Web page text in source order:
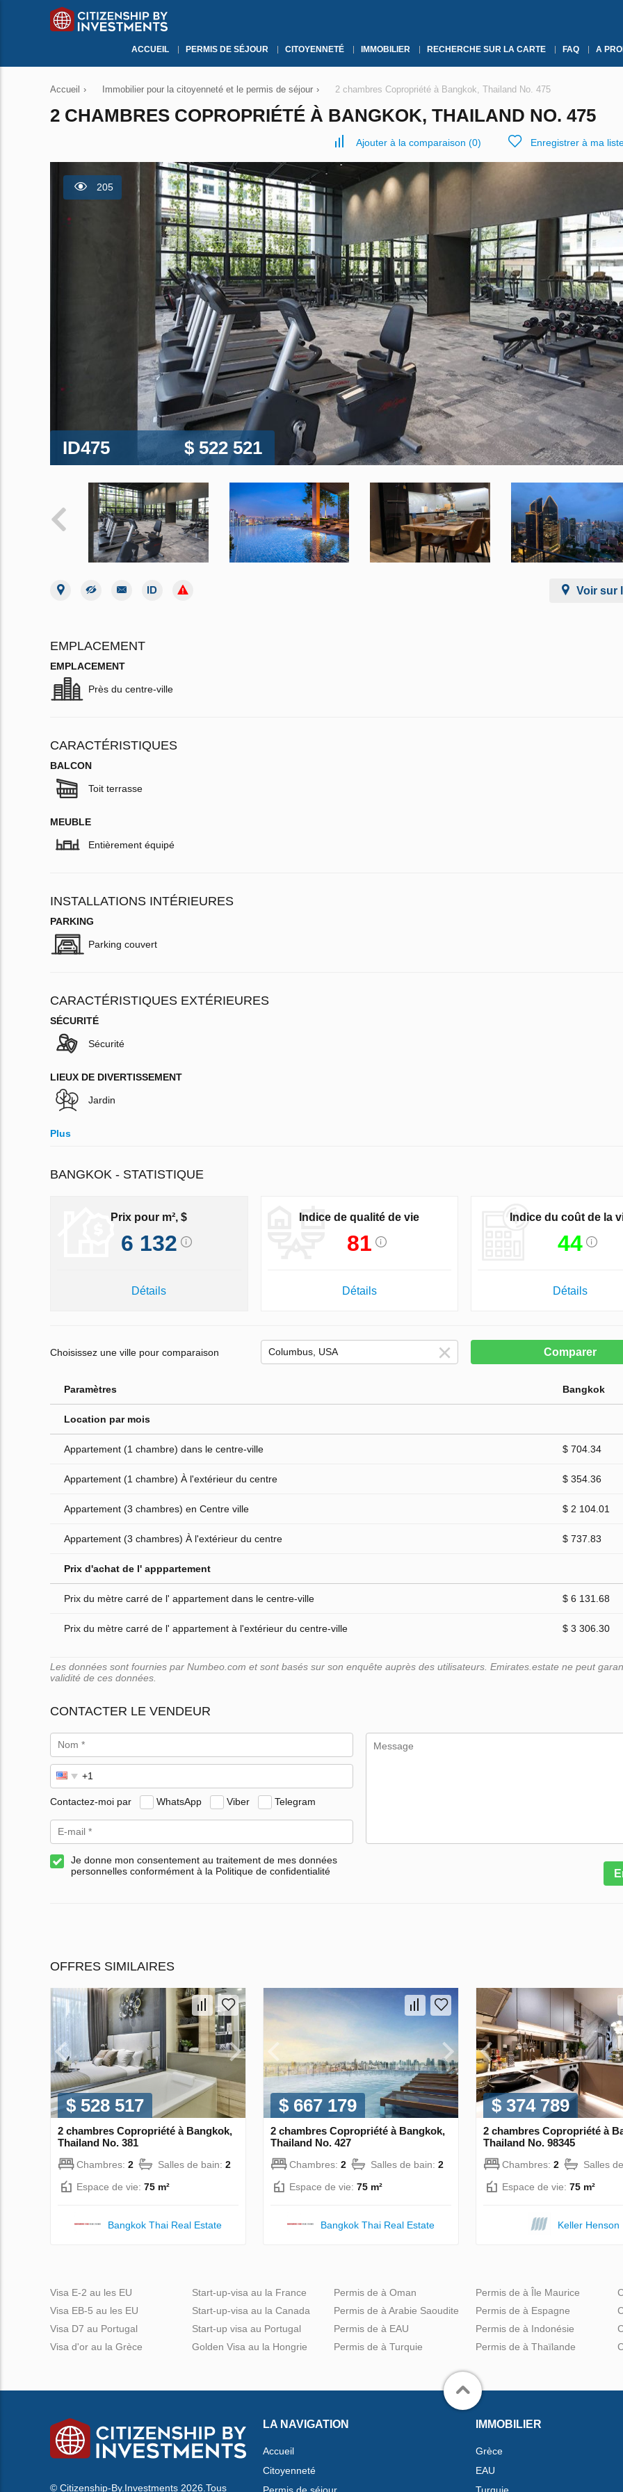
ACCUEIL PERMIS DE SÉJOUR CITOYENNETÉ IMMOBILIER RECHERCHE SUR LA CARTE FAQ A
Accueil › Immobilier pour la citoyenneté et le permis de séjour › 2 chambres Copropriété à Bangkok, Thailand No. 475
2 CHAMBRES COPROPRIÉTÉ À BANGKOK, THAILAND NO. 475
Ajouter à la comparaison (0) Enregistrer à ma
205
ID475 $ 522 521
Voir sur
EMPLACEMENT
EMPLACEMENT
Près du centre-ville
CARACTÉRISTIQUES
BALCON
Toit terrasse
MEUBLE
Entièrement équipé
INSTALLATIONS INTÉRIEURES
PARKING
Parking couvert
CARACTÉRISTIQUES EXTÉRIEURES
SÉCURITÉ
Sécurité
LIEUX DE DIVERTISSEMENT
Jardin
Plus
BANGKOK - STATISTIQUE
Prix pour m², $
6 132
Détails
Indice de qualité de vie
81
Détails
Indice du coût de la
44
Détails
Choisissez une ville pour comparaison Comparer
Paramètres Bangkok
Location par mois
Appartement (1 chambre) dans le centre-ville $ 704.34
Appartement (1 chambre) À l'extérieur du centre $ 354.36
Appartement (3 chambres) en Centre ville $ 2 104.01
Appartement (3 chambres) À l'extérieur du centre $ 737.83
Prix d'achat de l' apppartement
Prix du mètre carré de l' appartement dans le centre-ville $ 6 131.68
Prix du mètre carré de l' appartement à l'extérieur du centre-ville $ 3 306.30
Les données sont fournies par Numbeo.com et sont basés sur son enquête auprès des utilisateurs. Emirates.estate ne peut
validité de ces données.
CONTACTER LE VENDEUR
Contactez-moi par WhatsApp Viber Telegram
Je donne mon consentement au traitement de mes données
personnelles conformément à la Politique de confidentialité
OFFRES SIMILAIRES
$ 528 517
2 chambres Copropriété à Bangkok,
Thailand No. 381
Chambres: 2 Salles de bain: 2
Espace de vie: 75 m²
Bangkok Thai Real Estate
$ 667 179
2 chambres Copropriété à Bangkok,
Thailand No. 427
Chambres: 2 Salles de bain: 2
Espace de vie: 75 m²
Bangkok Thai Real Estate
$ 374 789
2 chambres Copropriété à
Thailand No. 98345
Chambres: 2
Salles
Espace de vie: 75 m²
Keller Henson
Visa E-2 au les EU
Visa EB-5 au les EU
Visa D7 au Portugal
Visa d'or au la Grèce
Start-up-visa au la France
Start-up-visa au la Canada
Start-up visa au Portugal
Golden Visa au la Hongrie
Permis de à Oman
Permis de à Arabie Saoudite
Permis de à EAU
Permis de à Turquie
Permis de à Île Maurice
Permis de à Espagne
Permis de à Indonésie
Permis de à Thaïlande
© Citizenship-By.Investments 2026.Tous
LA NAVIGATION
Accueil
Citoyenneté
Permis de séjour
IMMOBILIER
Grèce
EAU
Turquie